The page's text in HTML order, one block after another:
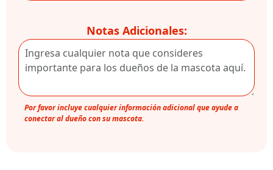
Notas Adicionales:
Por favor incluye cualquier información adicional que ayude a
conectar al dueño con su mascota.